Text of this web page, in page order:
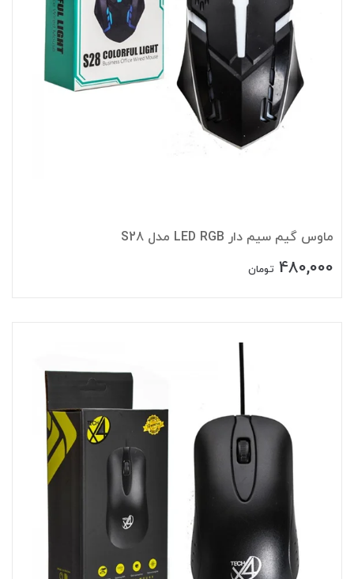
ماوس گیم سیم دار LED RGB مدل S28
480,000 تومان